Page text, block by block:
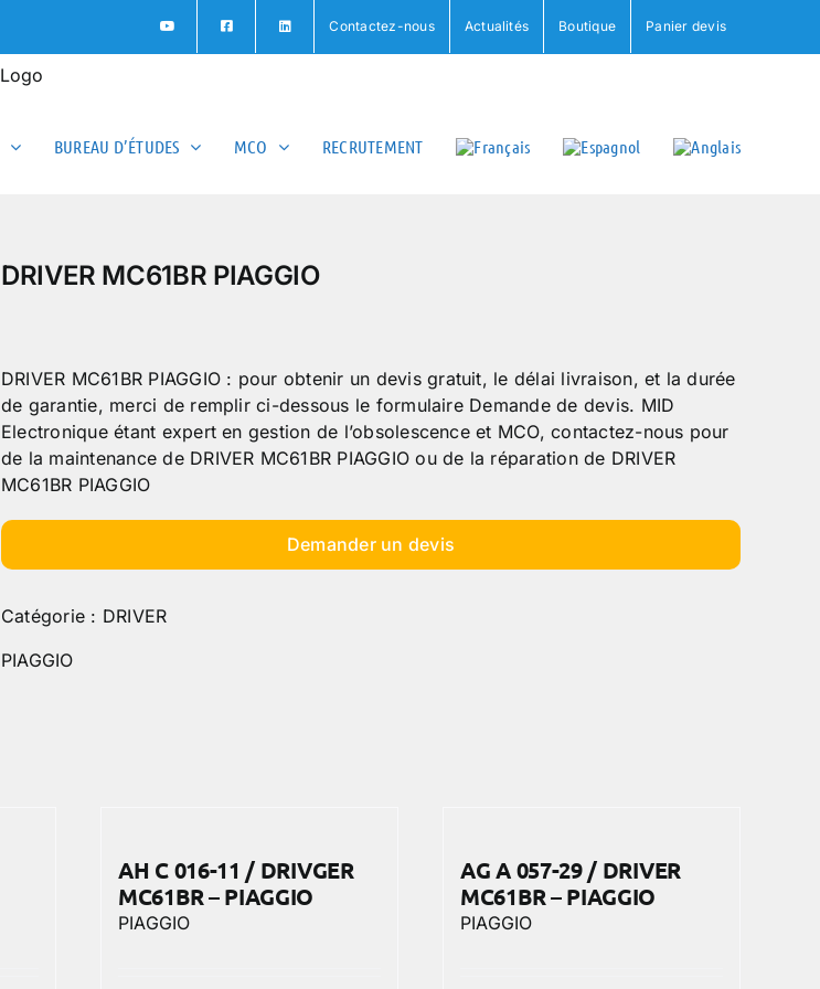
Contactez-nous Actualités Boutique Panier devis
BUREAU D’ÉTUDES MCO RECRUTEMENT
DRIVER MC61BR PIAGGIO
DRIVER MC61BR PIAGGIO : pour obtenir un devis gratuit, le délai livraison, et la durée
de garantie, merci de remplir ci-dessous le formulaire Demande de devis. MID
Electronique étant expert en gestion de l’obsolescence et MCO, contactez-nous pour
de la maintenance de DRIVER MC61BR PIAGGIO ou de la réparation de DRIVER
MC61BR PIAGGIO
Demander un devis
Catégorie : DRIVER
PIAGGIO
AH C 016-11 / DRIVGER
MC61BR – PIAGGIO
PIAGGIO
AG A 057-29 / DRIVER
MC61BR – PIAGGIO
PIAGGIO